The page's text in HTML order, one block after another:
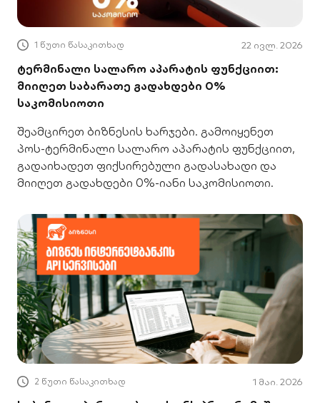
1 წუთი წასაკითხად 22 ივლ. 2026
ტერმინალი სალარო აპარატის ფუნქციით:
მიიღეთ საბარათე გადახდები 0%
საკომისიოთი
შეამცირეთ ბიზნესის ხარჯები. გამოიყენეთ
პოს-ტერმინალი სალარო აპარატის ფუნქციით,
გადაიხადეთ ფიქსირებული გადასახადი და
მიიღეთ გადახდები 0%-იანი საკომისიოთი.
2 წუთი წასაკითხად 1 მაი. 2026